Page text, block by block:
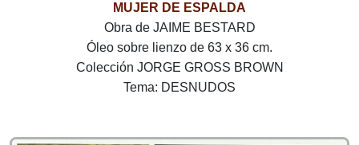
MUJER DE ESPALDA
Obra de JAIME BESTARD
Óleo sobre lienzo de 63 x 36 cm.
Colección JORGE GROSS BROWN
Tema: DESNUDOS